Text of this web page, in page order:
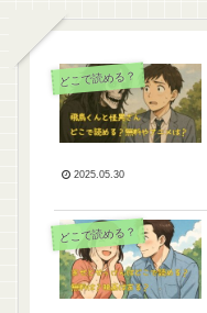
どこで読める？
2025.05.30
どこで読める？